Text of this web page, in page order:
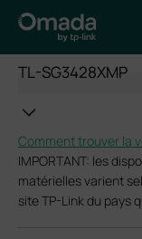
TL-SG3428XMP
Comment trouver la
IMPORTANT: les
matérielles varient
site TP-Link du pays